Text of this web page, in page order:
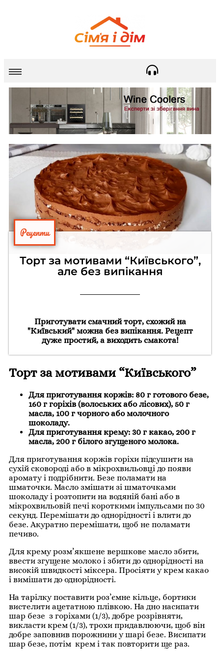
Рецепти
Торт за мотивами “Київського”,
але без випікання
Приготувати смачний торт, схожий на
"Київський" можна без випікання. Рецепт
дуже простий, а виходить смакота!
Торт за мотивами “Київського”
Для приготування коржів: 80 г готового безе,
160 г горіхів (волоських або лісових), 50 г
масла, 100 г чорного або молочного
шоколаду.
Для приготування крему: 30 г какао, 200 г
масла, 200 г білого згущеного молока.
Для приготування коржів горіхи підсушити на
сухій сковороді або в мікрохвильовці до появи
аромату і подрібнити. Безе поламати на
шматочки. Масло змішати зі шматочками
шоколаду і розтопити на водяній бані або в
мікрохвильовій печі короткими імпульсами по 30
секунд. Перемішати до однорідності і влити до
безе. Акуратно перемішати, щоб не поламати
печиво.
Для крему розм’якшене вершкове масло збити,
ввести згущене молоко і збити до однорідності на
високій швидкості міксера. Просіяти у крем какао
і вимішати до однорідності.
На тарілку поставити роз’ємне кільце, бортики
вистелити ацетатною плівкою. На дно насипати
шар безе з горіхами (1/3), добре розрівняти,
викласти крем (1/3), трохи придавлюючи, щоб він
добре заповнив порожнини у шарі безе. Висипати
шар безе, потім крем і так повторити ще раз.